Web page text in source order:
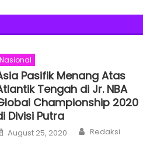
Nasional
Pasifik Menang Atas
Tengah di Jr. NBA
Championship 2020
Divisi Putra
Posted
on
August 25, 2020 Author
Redaksi